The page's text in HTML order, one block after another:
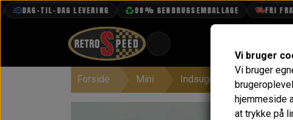
DAG-TIL-DAG LEVERING 98% GENBRUGSEMBALLAGE FRI
PROJEKTER
Forside Mini Indsugning &
Vi bruger
Vi bruger
hjemmeside
at trykke på